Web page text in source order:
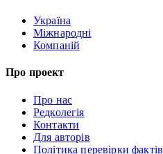
Україна
Міжнародні
Компаній
Про проект
Про нас
Редколегія
Контакти
Для авторів
Політика перевірки фактів